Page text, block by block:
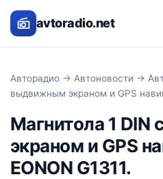
avtoradio.net
Авторадио → Автоновости →
выдвижным экраном и GPS
Магнитола 1
экраном и GPS
EONON G1311.